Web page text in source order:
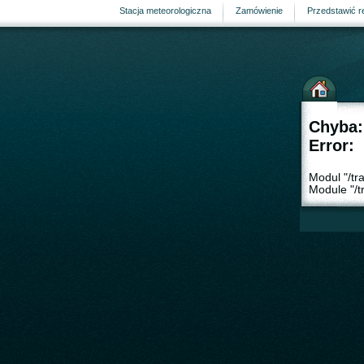
Przedstawić
Zamówienie
Stacja meteorologiczna
strona
Chyba:
Error:
Modul "/
Module "/